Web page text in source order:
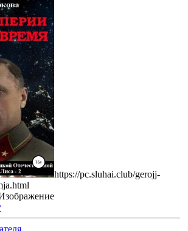
https://pc.sluhai.club/gerojj-